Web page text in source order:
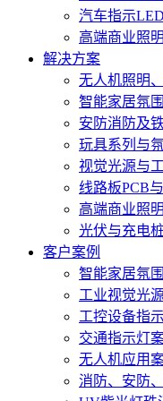
汽车指示
高端商业照
解决方案
无人机照明
智能家居氛
安防消防及
玩具系列与
视觉光源与
线路板PCB
高端商业照
光伏与充电
客户案例
智能家居氛
工业视觉光
工控设备指
交通指示灯
无人机应用
消防、安防